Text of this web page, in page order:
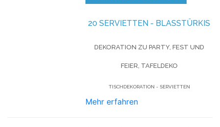
20 SERVIETTEN - BLASSTÜRKIS
DEKORATION ZU PARTY, FEST UND
FEIER, TAFELDEKO
TISCHDEKORATION - SERVIETTEN
Mehr erfahren